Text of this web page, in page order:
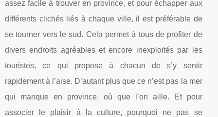
assez facile à trouver en province, et pour échapper aux
différents clichés liés à chaque ville, il est préférable de
se tourner vers le sud. Cela permet à tous de profiter de
divers endroits agréables et encore inexploités par les
touristes, ce qui propose à chacun de s’y sentir
rapidement à l’aise. D’autant plus que ce n’est pas la mer
qui manque en province, où que l’on aille. Et pour
associer le plaisir à la culture, pourquoi ne pas se